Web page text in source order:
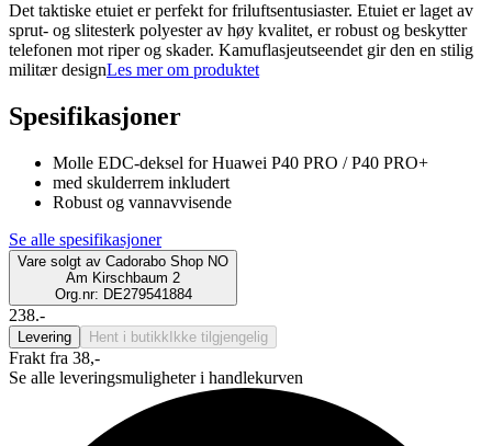
Det taktiske etuiet er perfekt for friluftsentusiaster. Etuiet er laget av
sprut- og slitesterk polyester av høy kvalitet, er robust og beskytter
telefonen mot riper og skader. Kamuflasjeutseendet gir den en stilig
militær designLes mer om produktet
Spesifikasjoner
Molle EDC-deksel for Huawei P40 PRO / P40 PRO+
med skulderrem inkludert
Robust og vannavvisende
Se alle spesifikasjoner
Vare solgt av Cadorabo Shop NO
Am Kirschbaum 2
Org.nr: DE279541884
238.-
Levering Hent i butikk Ikke tilgjengelig
Frakt fra 38,-
Se alle leveringsmuligheter i handlekurven